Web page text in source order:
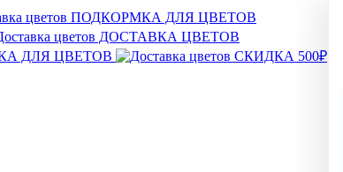
ПОДКОРМКА ДЛЯ ЦВЕТОВ
ДОСТАВКА ЦВЕТОВ
ДЛЯ ЦВЕТОВ
СКИДКА 500₽